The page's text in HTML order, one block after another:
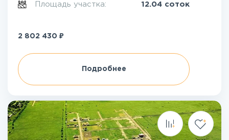
Площадь участка: 12.04 соток
2 802 430 ₽
Подробнее